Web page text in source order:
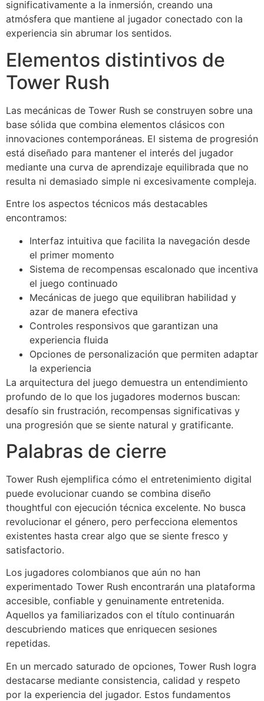
significativamente a la inmersión, creando una
atmósfera que mantiene al jugador conectado con la
experiencia sin abrumar los sentidos.
Elementos distintivos de
Tower Rush
Las mecánicas de Tower Rush se construyen sobre una
base sólida que combina elementos clásicos con
innovaciones contemporáneas. El sistema de progresión
está diseñado para mantener el interés del jugador
mediante una curva de aprendizaje equilibrada que no
resulta ni demasiado simple ni excesivamente compleja.
Entre los aspectos técnicos más destacables
encontramos:
Interfaz intuitiva que facilita la navegación desde
el primer momento
Sistema de recompensas escalonado que incentiva
el juego continuado
Mecánicas de juego que equilibran habilidad y
azar de manera efectiva
Controles responsivos que garantizan una
experiencia fluida
Opciones de personalización que permiten adaptar
la experiencia
La arquitectura del juego demuestra un entendimiento
profundo de lo que los jugadores modernos buscan:
desafío sin frustración, recompensas significativas y
una progresión que se siente natural y gratificante.
Palabras de cierre
Tower Rush ejemplifica cómo el entretenimiento digital
puede evolucionar cuando se combina diseño
thoughtful con ejecución técnica excelente. No busca
revolucionar el género, pero perfecciona elementos
existentes hasta crear algo que se siente fresco y
satisfactorio.
Los jugadores colombianos que aún no han
experimentado Tower Rush encontrarán una plataforma
accesible, confiable y genuinamente entretenida.
Aquellos ya familiarizados con el título continuarán
descubriendo matices que enriquecen sesiones
repetidas.
En un mercado saturado de opciones, Tower Rush logra
destacarse mediante consistencia, calidad y respeto
por la experiencia del jugador. Estos fundamentos